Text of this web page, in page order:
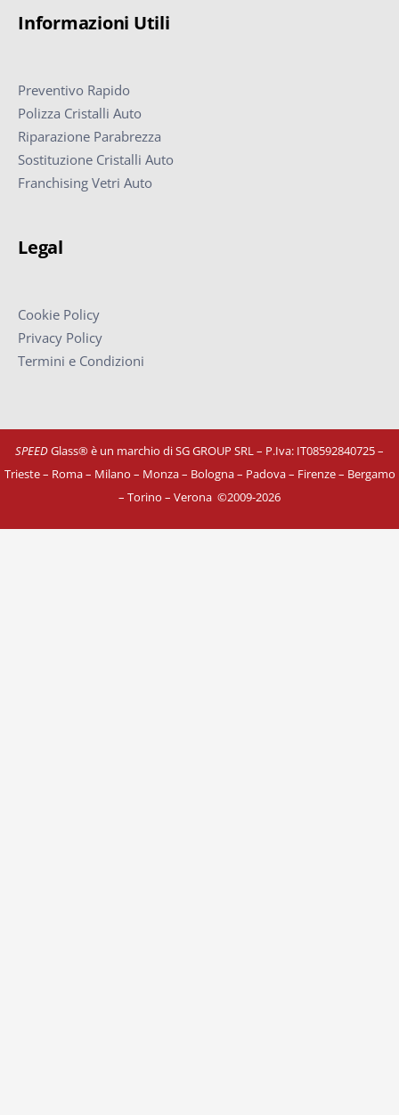
Informazioni Utili
Preventivo Rapido
Polizza Cristalli Auto
Riparazione Parabrezza
Sostituzione Cristalli Auto
Franchising Vetri Auto
Legal
Cookie Policy
Privacy Policy
Termini e Condizioni
SPEEDGlass® è un marchio di SG GROUP SRL – P.Iva: IT08592840725–
Trieste – Roma – Milano – Monza – Bologna – Padova – Firenze – Bergamo
– Torino – Verona ©2009-2026